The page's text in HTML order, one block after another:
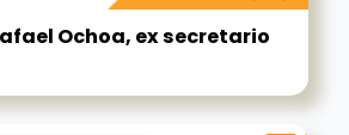
Ochoa, ex secretario